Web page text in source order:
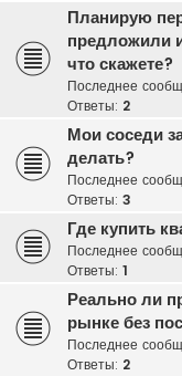
Планирую
предложили
что скажете?
Последнее
Ответы: 2
Мои соседи
делать?
Последнее
Ответы: 3
Где купить
Последнее
Ответы: 1
Реально ли
рынке без
Последнее
Ответы: 2